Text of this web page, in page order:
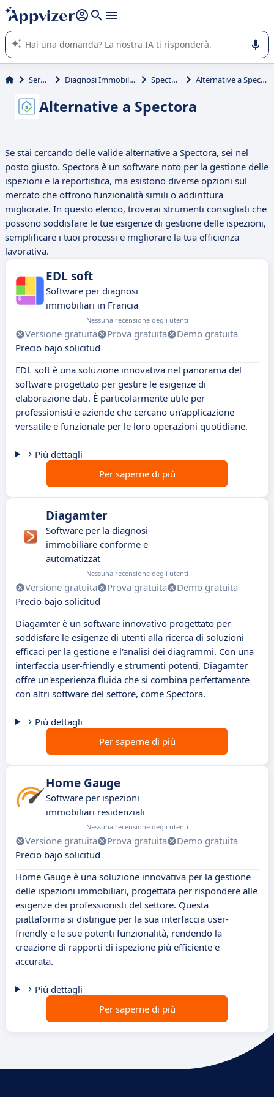
righe con
shift + enter
L'IA di Appvizer vi guida nell'utilizzo o nella scelta di un
software SaaS per la vostra azienda.
Servizi Diagnosi Immobiliare Spectora Alternative a Spectora
Alternative a Spectora
Se stai cercando delle valide alternative a Spectora, sei nel
posto giusto. Spectora è un software noto per la gestione delle
ispezioni e la reportistica, ma esistono diverse opzioni sul
mercato che offrono funzionalità simili o addirittura
migliorate. In questo elenco, troverai strumenti consigliati che
possono soddisfare le tue esigenze di gestione delle ispezioni,
semplificare i tuoi processi e migliorare la tua efficienza
lavorativa.
EDL soft
Software per diagnosi
immobiliari in Francia
Nessuna recensione degli utenti
Versione gratuita Prova gratuita
Demo gratuita
Precio bajo solicitud
EDL soft è una soluzione innovativa nel panorama del
software progettato per gestire le esigenze di
elaborazione dati. È particolarmente utile per
professionisti e aziende che cercano un'applicazione
versatile e funzionale per le loro operazioni quotidiane.
Più dettagli
Per saperne di più
Diagamter
Software per la diagnosi
immobiliare conforme e
automatizzat
Nessuna recensione degli utenti
Versione gratuita Prova gratuita
Demo gratuita
Precio bajo solicitud
Diagamter è un software innovativo progettato per
soddisfare le esigenze di utenti alla ricerca di soluzioni
efficaci per la gestione e l'analisi dei diagrammi. Con una
interfaccia user-friendly e strumenti potenti, Diagamter
offre un'esperienza fluida che si combina perfettamente
con altri software del settore, come Spectora.
Più dettagli
Per saperne di più
Home Gauge
Software per ispezioni
immobiliari residenziali
Nessuna recensione degli utenti
Versione gratuita Prova gratuita
Demo gratuita
Precio bajo solicitud
Home Gauge è una soluzione innovativa per la gestione
delle ispezioni immobiliari, progettata per rispondere alle
esigenze dei professionisti del settore. Questa
piattaforma si distingue per la sua interfaccia user-
friendly e le sue potenti funzionalità, rendendo la
creazione di rapporti di ispezione più efficiente e
accurata.
Più dettagli
Per saperne di più